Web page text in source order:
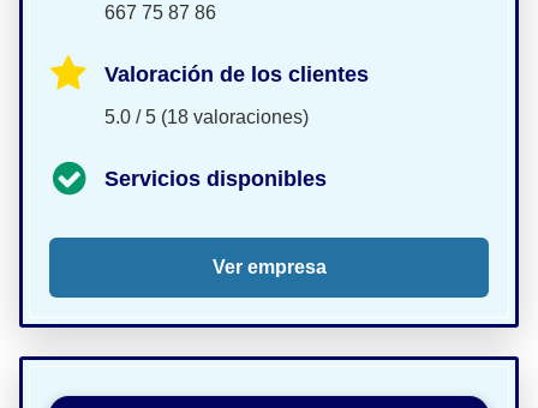
667 75 87 86
Valoración de los clientes
5.0 / 5 (18 valoraciones)
Servicios disponibles
Ver empresa